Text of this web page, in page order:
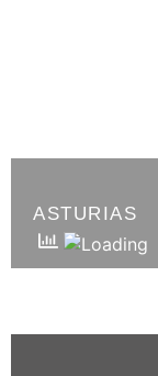
ASTURIAS